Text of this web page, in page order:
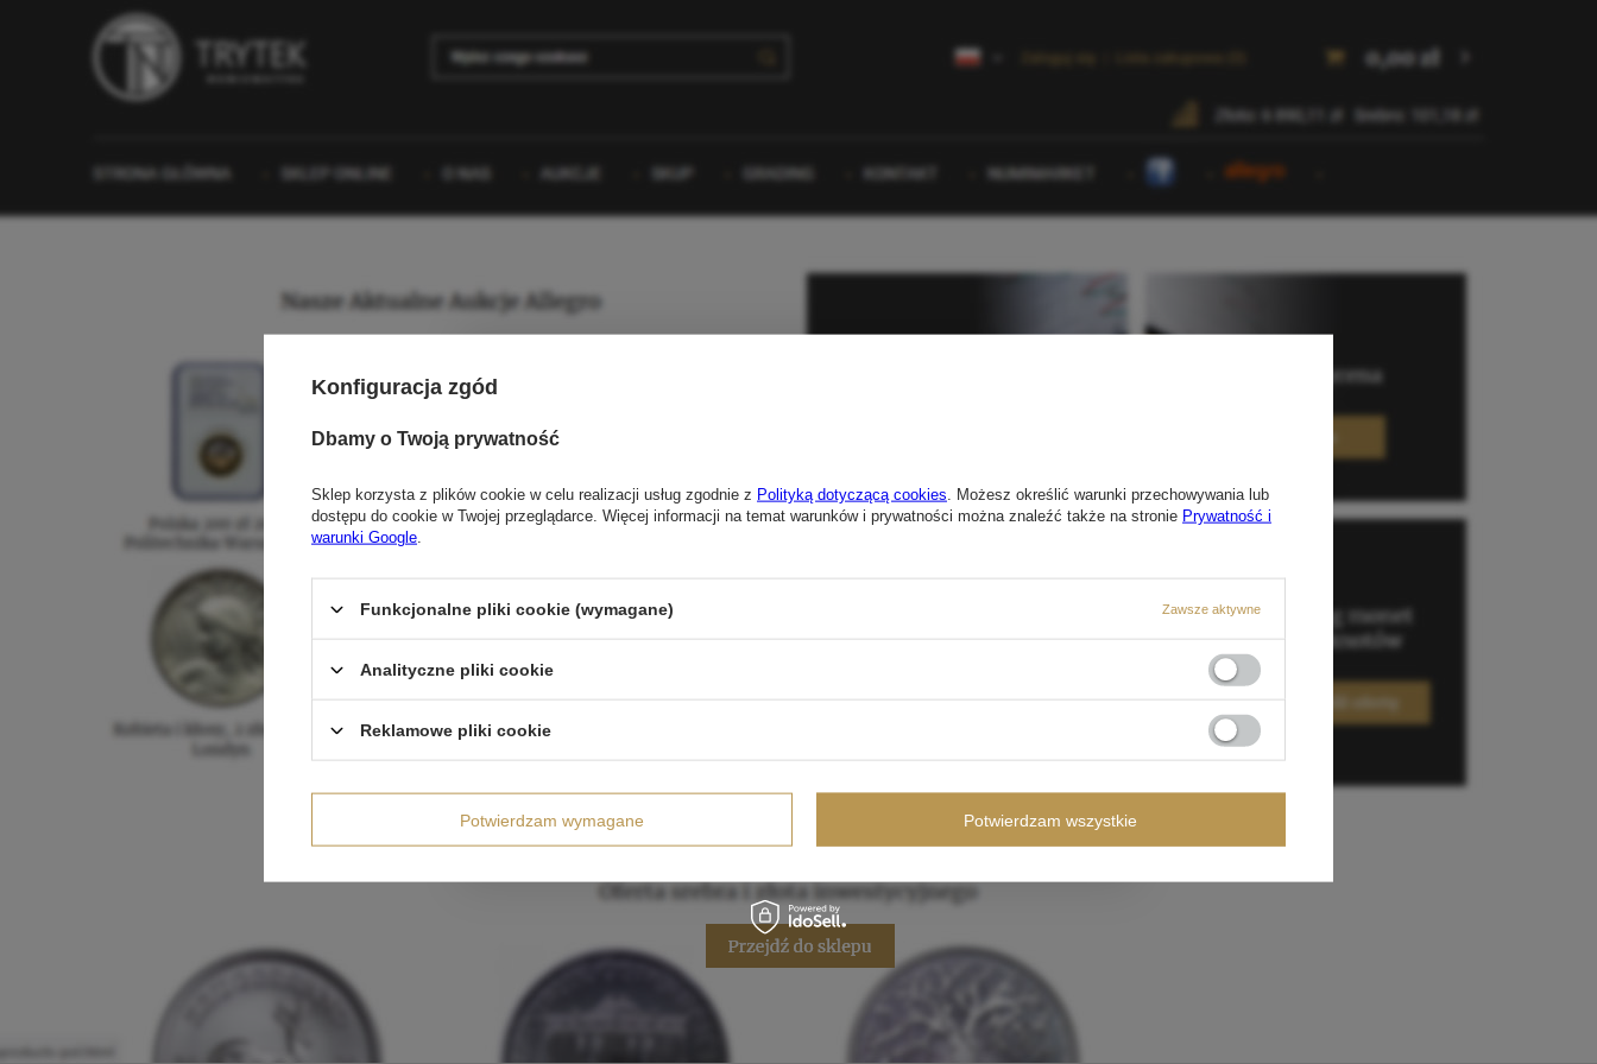
Konfiguracja zgód
Dbamy o Twoją prywatność
Sklep korzysta z plików cookie w celu realizacji usług zgodnie z Polityką dotyczącą cookies . Możesz określić warunki przechowywania lub
dostępu do cookie w Twojej przeglądarce. Więcej informacji na temat warunków i prywatności można znaleźć także na stronie Prywatność i
warunki Google
Funkcjonalne pliki cookie (wymagane) Zawsze aktywne
Analityczne pliki cookie
Reklamowe pliki cookie
Potwierdzam wymagane Potwierdzam wszystkie